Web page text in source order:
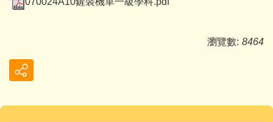
瀏覽數: 8464